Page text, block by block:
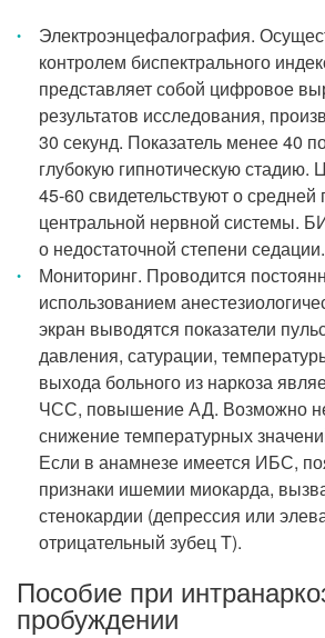
Электроэнцефалография.
контролем биспектрального
представляет собой цифровое
результатов исследования,
30 секунд. Показатель менее 40
глубокую гипнотическую
45-60 свидетельствуют о средней
центральной нервной системы.
о недостаточной степени седации.
Мониторинг. Проводится
использованием
экран выводятся показатели
давления, сатурации,
выхода больного из наркоза
ЧСС, повышение АД. Возможно
снижение температурных
Если в анамнезе имеется ИБС,
признаки ишемии миокарда,
стенокардии (депрессия или
отрицательный зубец T).
Пособие при
пробуждении